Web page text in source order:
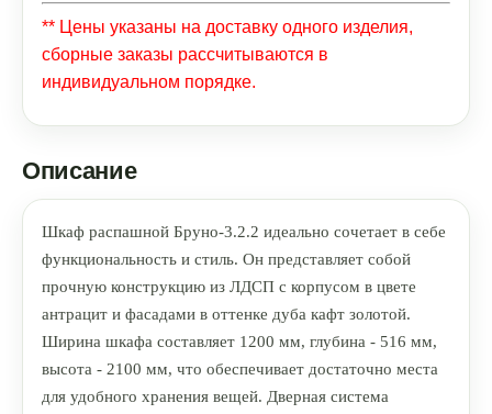
** Цены указаны на доставку одного изделия,
сборные заказы рассчитываются в
индивидуальном порядке.
Описание
Шкаф распашной Бруно-3.2.2 идеально сочетает в себе
функциональность и стиль. Он представляет собой
прочную конструкцию из ЛДСП с корпусом в цвете
антрацит и фасадами в оттенке дуба кафт золотой.
Ширина шкафа составляет 1200 мм, глубина - 516 мм,
высота - 2100 мм, что обеспечивает достаточно места
для удобного хранения вещей. Дверная система